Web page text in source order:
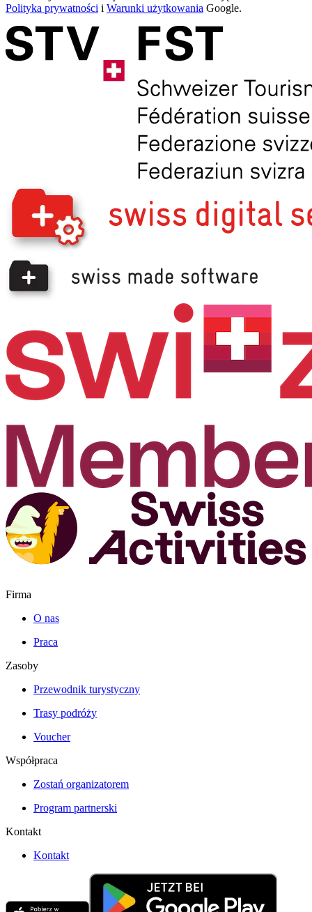
Polityka prywatności i Warunki użytkowania Google.
Firma
O nas
Praca
Zasoby
Przewodnik turystyczny
Trasy podróży
Voucher
Współpraca
Zostań organizatorem
Program partnerski
Kontakt
Kontakt